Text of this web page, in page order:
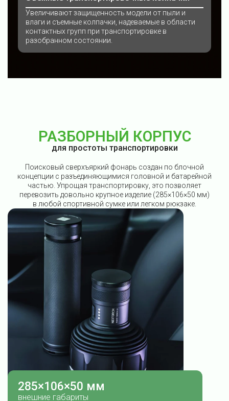
Увеличивают защищенность модели от пыли и
влаги и съемные колпачки, надеваемые в области
контактных групп при транспортировке в
разобранном состоянии.
РАЗБОРНЫЙ КОРПУС
для простоты транспортировки
Поисковый сверхъяркий фонарь создан по блочной
концепции с разъединяющимися головной и батарейной
частью. Упрощая транспортировку, это позволяет
перевозить довольно крупное изделие (285×106×50 мм)
в любой спортивной сумке или легком рюкзаке.
285×106×50 мм
внешние габариты